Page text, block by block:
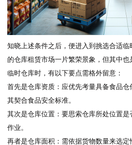
知晓上述条件之后，便进入到挑选合适
的仓库租赁市场一片繁荣景象，但其中也
临时仓库时，有以下要点需格外留意：
首先是仓库资质：应优先考量具备食品
其契合食品安全标准。
其次是仓库位置：要思索仓库所处位置
作业。
再者是仓库面积：需依据货物数量来选定